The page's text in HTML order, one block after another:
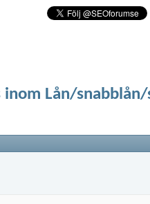
inom Lån/